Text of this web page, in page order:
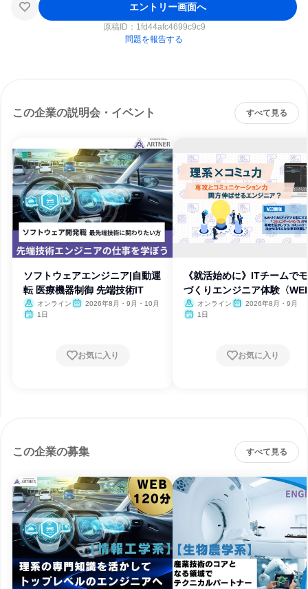
エントリー画面へ
原稿ID： 1fd44afc4699c9c9
問題を報告する
この企業の説明会・イベント すべて見る
ソフトウェアエンジニア|自動運
転 医療機器制御 先端技術IT
オンライン
2026年8月・9月・10月
1日
お気に入り
《就活始めに》ITチームで
づくりエンジニア体験〈
オンライン
2026年8月・9月
1日
お気に入り
この企業の募集 すべて見る